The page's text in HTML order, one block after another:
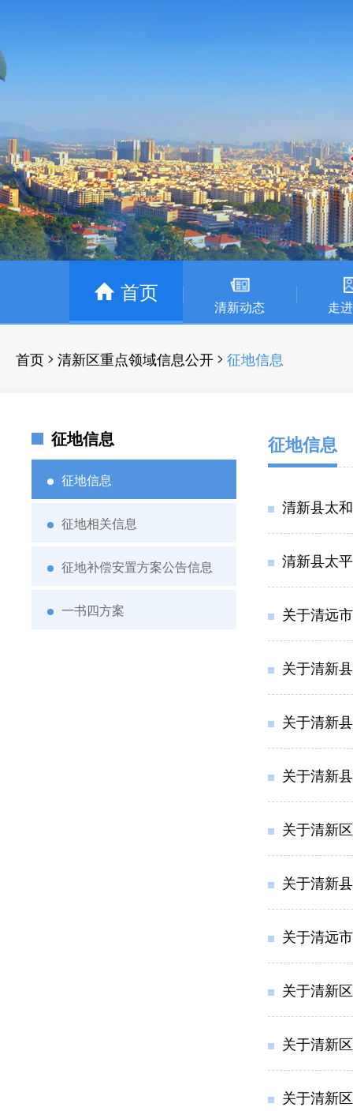
首页
清新动态 走
首页 > 清新区重点领域信息公开 > 征地信息
征地信息
征地信息
征地相关信息
征地补偿安置方案公告信息
一书四方案
征地信息
清新县太
清新县太
关于清远
关于清新
关于清新
关于清新
关于清新区
关于清新
关于清远
关于清新
关于清新
关于清新